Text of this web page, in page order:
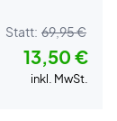
Statt: 69,95 €
13,50 €
inkl. MwSt.